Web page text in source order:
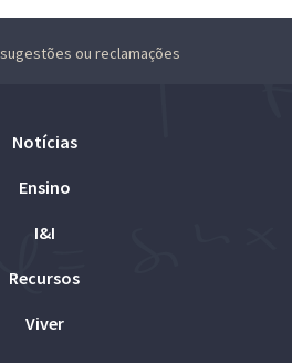
ou reclamações
Notícias
Ensino
I&I
Recursos
Viver